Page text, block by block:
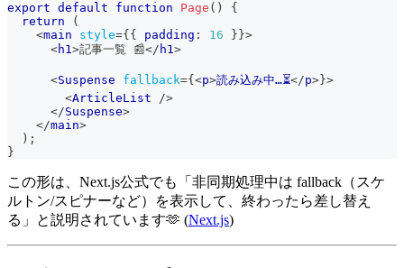
export default function Page ( )
{
return
(
<main style={ { padding : 16 } }>
<h1>記事一覧 📰</ h1>
<Suspense fallback={ <p>読み込み中…⏳</p> }>
<ArticleList
/>
</Suspense>
</main>
) ;
}
この形は、Next.js公式でも「非同期処理中は fallback（スケ
ルトン/スピナーなど）を表示して、終わったら差し替え
る」と説明されています🫶 (Next.js)